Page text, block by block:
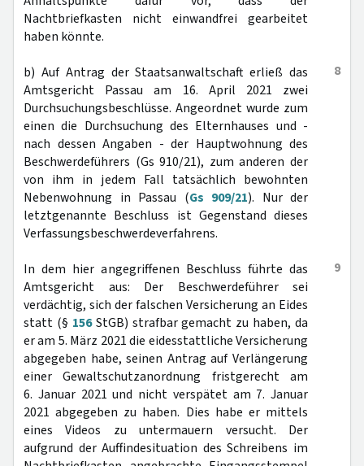
Nachtbriefkasten nicht einwandfrei gearbeitet
haben könnte.
8
b) Auf Antrag der Staatsanwaltschaft erließ das
Amtsgericht Passau am 16. April 2021 zwei
Durchsuchungsbeschlüsse. Angeordnet wurde zum
einen die Durchsuchung des Elternhauses und -
nach dessen Angaben - der Hauptwohnung des
Beschwerdeführers (Gs 910/21), zum anderen der
von ihm in jedem Fall tatsächlich bewohnten
Nebenwohnung in Passau (Gs 909/21). Nur der
letztgenannte Beschluss ist Gegenstand dieses
Verfassungsbeschwerdeverfahrens.
9
In dem hier angegriffenen Beschluss führte das
Amtsgericht aus: Der Beschwerdeführer sei
verdächtig, sich der falschen Versicherung an Eides
statt (§ 156StGB) strafbar gemacht zu haben, da
er am 5. März 2021 die eidesstattliche Versicherung
abgegeben habe, seinen Antrag auf Verlängerung
einer Gewaltschutzanordnung fristgerecht am
6. Januar 2021 und nicht verspätet am 7. Januar
2021 abgegeben zu haben. Dies habe er mittels
eines Videos zu untermauern versucht. Der
aufgrund der Auffindesituation des Schreibens im